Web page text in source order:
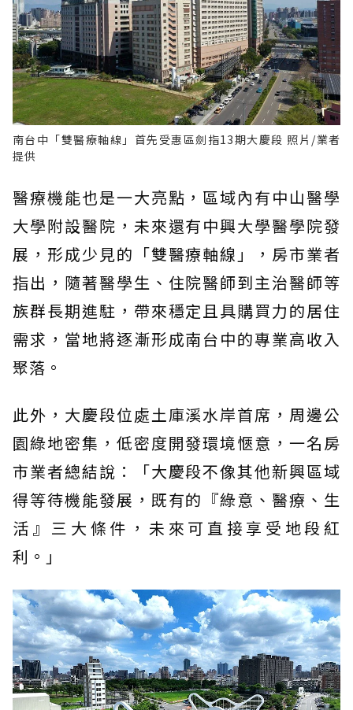
南台中「雙醫療軸線」首先受惠區劍指13期大慶段 照片/業者
提供
醫療機能也是一大亮點，區域內有中山醫學
大學附設醫院，未來還有中興大學醫學院發
展，形成少見的「雙醫療軸線」，房市業者
指出，隨著醫學生、住院醫師到主治醫師等
族群長期進駐，帶來穩定且具購買力的居住
需求，當地將逐漸形成南台中的專業高收入
聚落。
此外，大慶段位處土庫溪水岸首席，周邊公
園綠地密集，低密度開發環境愜意，一名房
市業者總結說：「大慶段不像其他新興區域
得等待機能發展，既有的『綠意、醫療、生
活』三大條件，未來可直接享受地段紅
利。」